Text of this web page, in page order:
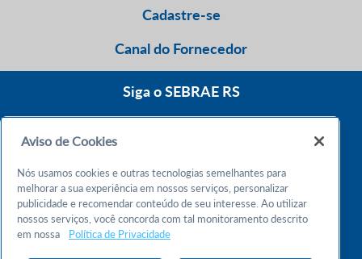
Cadastre-se
Canal do Fornecedor
Siga o SEBRAE RS
Atendimento 24h
Chame no WhatsApp
Aviso de Cookies
Nós usamos cookies e outras tecnologias semelhantes para
melhorar a sua experiência em nossos serviços, personalizar
publicidade e recomendar conteúdo de seu interesse. Ao utilizar
nossos serviços, você concorda com tal monitoramento descrito
em nossa
Política de Privacidade